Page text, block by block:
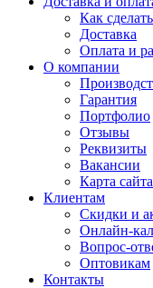
Как
Доставка
Оплата и
О компании
Гарантия
Портфолио
Отзывы
Реквизиты
Вакансии
Карта сайта
Клиентам
Скидки и
Онлайн-
Вопрос-
Оптовикам
Контакты